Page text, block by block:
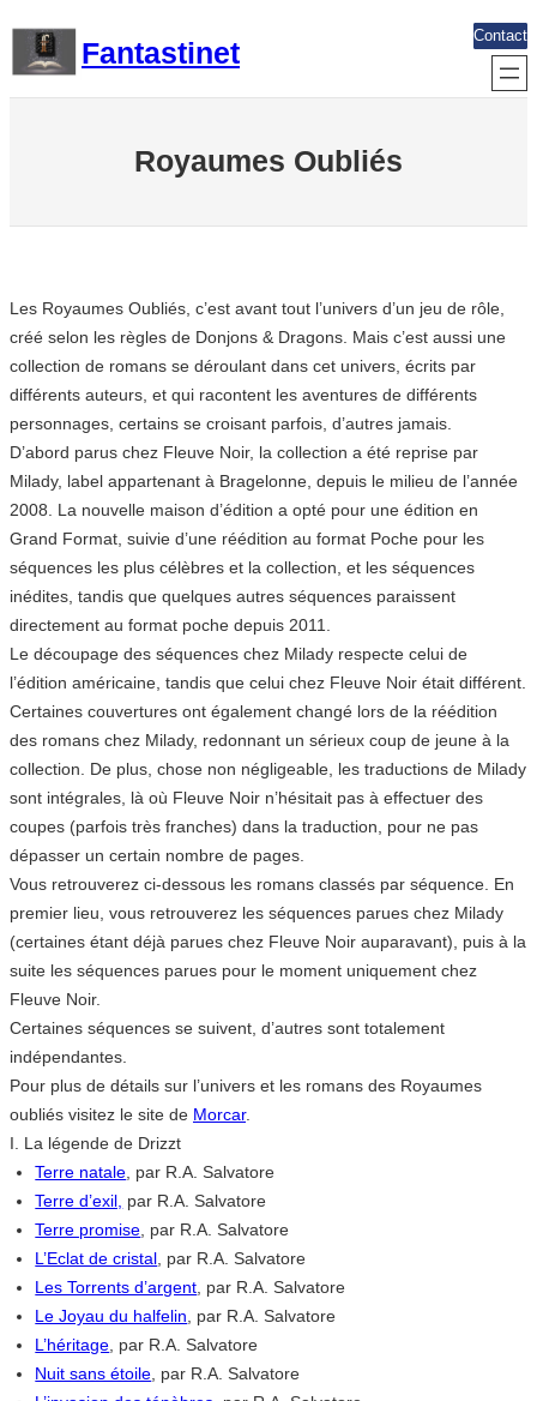
contenu
Fantastinet
Contact
Royaumes Oubliés
Les Royaumes Oubliés, c’est avant tout l’univers d’un jeu de rôle,
créé selon les règles de Donjons & Dragons. Mais c’est aussi une
collection de romans se déroulant dans cet univers, écrits par
différents auteurs, et qui racontent les aventures de différents
personnages, certains se croisant parfois, d’autres jamais.
D’abord parus chez Fleuve Noir, la collection a été reprise par
Milady, label appartenant à Bragelonne, depuis le milieu de l’année
2008. La nouvelle maison d’édition a opté pour une édition en
Grand Format, suivie d’une réédition au format Poche pour les
séquences les plus célèbres et la collection, et les séquences
inédites, tandis que quelques autres séquences paraissent
directement au format poche depuis 2011.
Le découpage des séquences chez Milady respecte celui de
l’édition américaine, tandis que celui chez Fleuve Noir était différent.
Certaines couvertures ont également changé lors de la réédition
des romans chez Milady, redonnant un sérieux coup de jeune à la
collection. De plus, chose non négligeable, les traductions de Milady
sont intégrales, là où Fleuve Noir n’hésitait pas à effectuer des
coupes (parfois très franches) dans la traduction, pour ne pas
dépasser un certain nombre de pages.
Vous retrouverez ci-dessous les romans classés par séquence. En
premier lieu, vous retrouverez les séquences parues chez Milady
(certaines étant déjà parues chez Fleuve Noir auparavant), puis à la
suite les séquences parues pour le moment uniquement chez
Fleuve Noir.
Certaines séquences se suivent, d’autres sont totalement
indépendantes.
Pour plus de détails sur l’univers et les romans des Royaumes
oubliés visitez le site de Morcar.
I. La légende de Drizzt
Terre natale, par R.A. Salvatore
Terre d’exil, par R.A. Salvatore
Terre promise, par R.A. Salvatore
L’Eclat de cristal, par R.A. Salvatore
Les Torrents d’argent, par R.A. Salvatore
Le Joyau du halfelin, par R.A. Salvatore
L’héritage, par R.A. Salvatore
Nuit sans étoile, par R.A. Salvatore